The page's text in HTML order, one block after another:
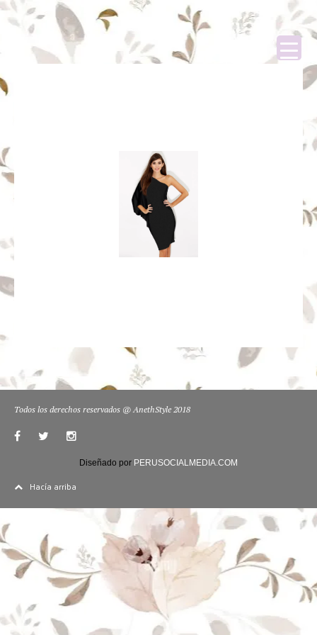
Todos los derechos reservados @ AnethStyle 2018
Diseñado por PERUSOCIALMEDIA.COM
Hacía arriba